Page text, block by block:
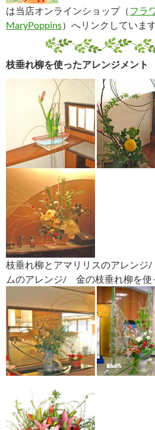
は当店オンラインショップ（フラ
MaryPoppins）へリンクしています
枝垂れ柳を使ったアレンジメント
枝垂れ柳とアマリリスのアレン
ムのアレンジ/ 金の枝垂れ柳を使